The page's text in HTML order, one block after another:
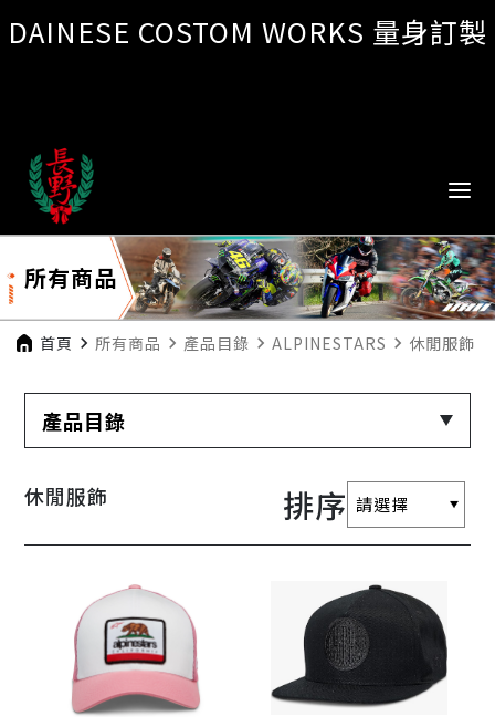
DAINESE COSTOM WORKS 量身訂製
所有商品
首頁 navigate_next 所有商品 navigate_next 產品目錄 navigate_next ALPINESTARS navigate_next 休閒服飾
產品目錄
休閒服飾 排序